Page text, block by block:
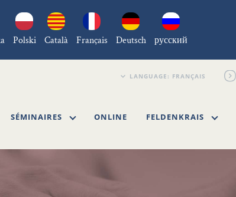
Polski Català Français Deutsch русский
SÉMINAIRES ONLINE FELDENKRAIS